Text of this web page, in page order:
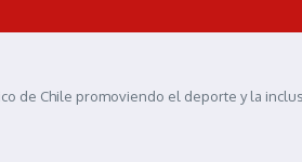
de Chile promoviendo el deporte y la